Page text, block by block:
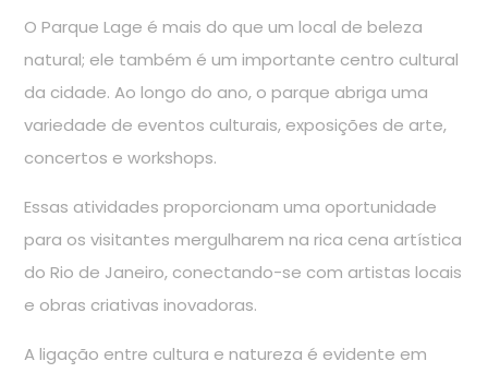
O Parque Lage é mais do que um local de beleza
natural; ele também é um importante centro cultural
da cidade. Ao longo do ano, o parque abriga uma
variedade de eventos culturais, exposições de arte,
concertos e workshops.
Essas atividades proporcionam uma oportunidade
para os visitantes mergulharem na rica cena artística
do Rio de Janeiro, conectando-se com artistas locais
e obras criativas inovadoras.
A ligação entre cultura e natureza é evidente em